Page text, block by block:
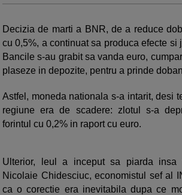
Decizia de marti a BNR, de a reduce
cu 0,5%, a continuat sa produca efecte si
Bancile s-au grabit sa vanda euro,
plaseze in depozite, pentru a prinde
Astfel, moneda nationala s-a intarit, desi
regiune era de scadere: zlotul s-a
forintul cu 0,2% in raport cu euro.
Ulterior, leul a inceput sa piarda insa
Nicolaie Chidesciuc, economistul sef al
ca o corectie era inevitabila dupa ce